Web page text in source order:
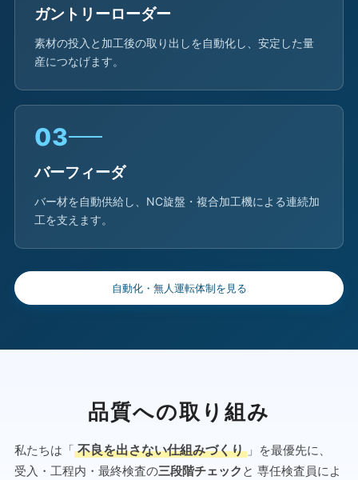
ガントリーローダー
素材の投入と加工後の取り出しを自動化し、安定した量
産につなげます。
03
バーフィーダ
バー材を自動供給し、NC旋盤・複合加工機による連続加
工を支えます。
自動化・無人運転体制を見る
品質への取り組み
私たちは「 不良を出さない仕組みづくり 」を最優先に、
受入・工程内・最終検査の三段階チェック と 専任検査員によ